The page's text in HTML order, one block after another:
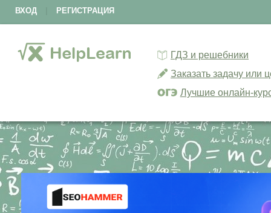
ВХОД РЕГИСТРАЦИЯ
ГДЗ и решебники
Заказать задачу или
Лучшие онлайн-